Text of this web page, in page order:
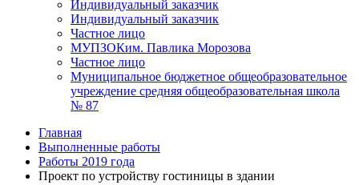
Индивидуальный заказчик
Индивидуальный заказчик
Частное лицо
МУПЗОКим. Павлика Морозова
Частное лицо
Муниципальное бюджетное общеобразовательное
учреждение средняя общеобразовательная школа
№ 87
Главная
Выполненные работы
Работы 2019 года
Проект по устройству гостиницы в здании